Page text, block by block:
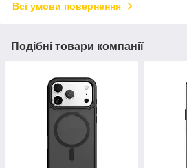
Всі умови повернення
Подібні товари компанії